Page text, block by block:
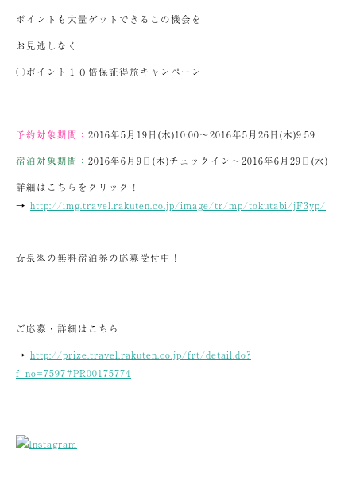
ポイントも大量ゲットできるこの機会を
お見逃しなく
◯ポイント１０倍保証得旅キャンペーン
予約対象期間： 2016年5月19日(木)10:00～2016年5月26日(木)9:59
宿泊対象期間： 2016年6月9日(木)チェックイン～2016年6月29日(水)
詳細はこちらをクリック！
→ http://img.travel.rakuten.co.jp/image/tr/mp/tokutabi/jF3yp/
☆泉翠の無料宿泊券の応募受付中！
ご応募・詳細はこちら
→ http://prize.travel.rakuten.co.jp/frt/detail.do?
f_no=7597#PR00175774